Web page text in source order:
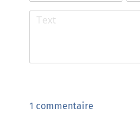
1 commentaire